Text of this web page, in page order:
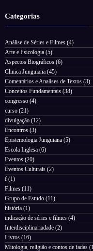
Categorias
Análise de Séries e Filmes (4)
Arte e Psicologia (5)
Aspectos Biográficos (6)
Clinica Junguiana (45)
Comentários e Analises de Textos (3)
Conceitos Fundamentais (38)
congresso (4)
curso (21)
divulgação (12)
Encontros (3)
Epistemologia Junguiana (5)
Escola Inglesa (6)
Eventos (20)
Eventos Culturais (2)
f (1)
Filmes (11)
Grupo de Estudo (11)
história (1)
indicação de séries e filmes (4)
Interdisciplinariadade (2)
Livros (16)
Mitologia, religião e contos de fadas